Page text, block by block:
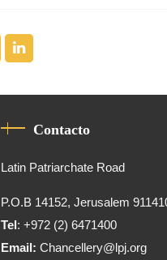
Contacto
Latin Patriarchate Road
P.O.B 14152, Jerusalem
Tel: +972 (2) 6471400
Email:Chancellery@lpj.org